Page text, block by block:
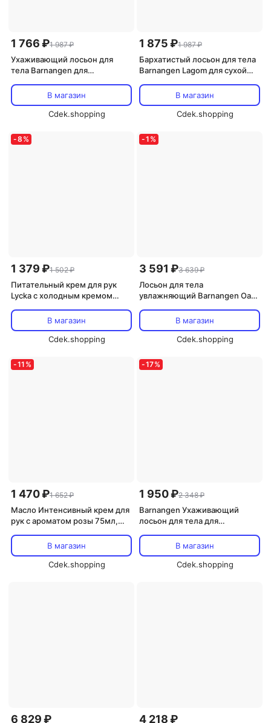
1 766 ₽1 987 ₽
Ухаживающий лосьон для
тела Barnangen для
В магазин
Cdek.shopping
1 875 ₽1 987 ₽
Бархатистый лосьон для тела
Barnangen Lagom для сухой
В магазин
Cdek.shopping
-8 %
1 379 ₽1 502 ₽
Питательный крем для рук
Lycka с холодным кремом
В магазин
Cdek.shopping
-1 %
3 591 ₽3 639 ₽
Лосьон для тела
увлажняющий Barnangen Oat
В магазин
Cdek.shopping
-11 %
1 470 ₽1 652 ₽
Масло Интенсивный крем для
рук с ароматом розы 75мл,
В магазин
Cdek.shopping
-17%
1 950 ₽2 348 ₽
Barnangen Ухаживающий
лосьон для тела для
мл BarnangenВ магазин
Cdek.shopping
6 829 ₽ 4 218 ₽